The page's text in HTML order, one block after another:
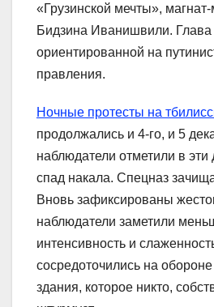
«Грузинской мечты»,
Бидзина Иванишвили.
ориентированной на
правления.
Ночные протесты на
продолжались и 4-го, и 5
наблюдатели отметили в эти
спад накала. Спецназ
Вновь зафиксированы
наблюдатели заметили
интенсивность и
сосредоточились на
здания, которое никто,